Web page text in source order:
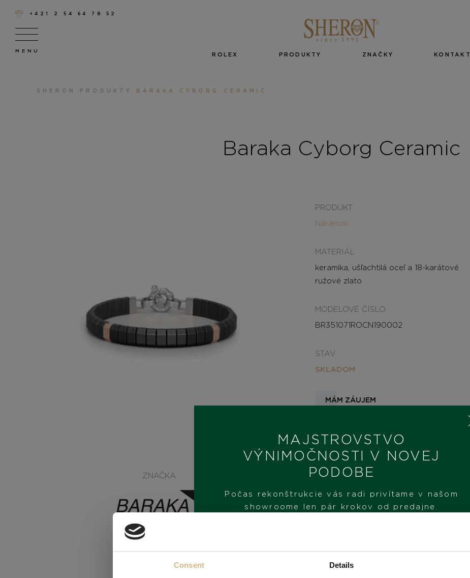
Consent Details
+421 2 54 64 78 52
ROLEX PRODUKTY ZNAČKY KONTAKT
SHERON PRODUKTY BARAKA CYBORG CERAMIC
Baraka Cyborg Ceramic
ZNAČKA
PRODUKT
Náramok
MATERIÁL
keramika, ušľachtilá oceľ a 18-karátové
ružové zlato
MODELOVÉ ČÍSLO
BR351071ROCN190002
STAV
SKLADOM
MÁM ZÁUJEM
MAJSTROVSTVO
VÝNIMOČNOSTI V NOVEJ
PODOBE
Počas rekonštrukcie vás radi privítame v našom
showroome len pár krokov od predajne.
NAVŠTÍVTE NÁŠ SHOWROOM